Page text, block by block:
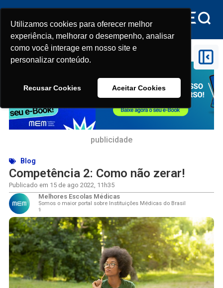
Utilizamos cookies para oferecer melhor
experiência, melhorar o desempenho, analisar
como você interage em nosso site e
personalizar conteúdo.
Recusar Cookies Aceitar Cookies
Utilizamos cookies para oferecer melhor
experiência, melhorar o desempenho, analisar
como você interage em nosso site e
personalizar conteúdo.
Recusar Cookies Aceitar Cookies
Competência 2: Como não zerar!
publicidade
Blog
Competência 2: Como não zerar!
Publicado em 15 de ago 2022, 11h35
Melhores Escolas Médicas
Somos o maior portal sobre Instituições Médicas do Brasil
⚕️